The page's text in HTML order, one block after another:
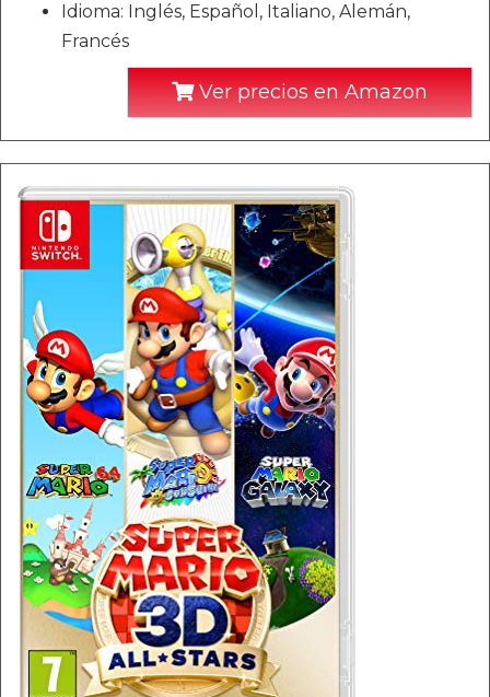
Idioma: Inglés, Español, Italiano, Alemán,
Francés
Ver precios en Amazon